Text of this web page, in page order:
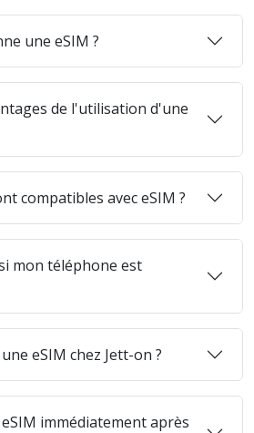
une eSIM ?
de l'utilisation d'une
compatibles avec eSIM ?
mon téléphone est
eSIM chez Jett-on ?
immédiatement après